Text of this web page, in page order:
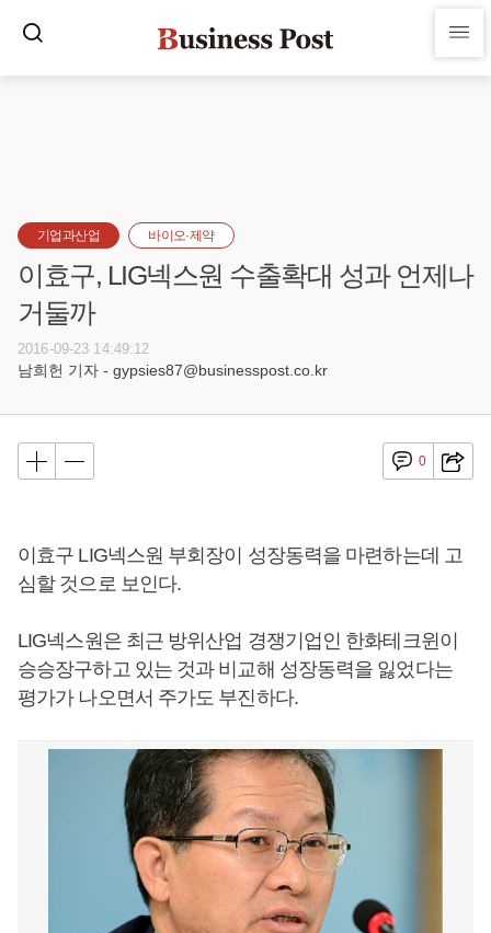
기업과산업 바이오·제약
이효구, LIG넥스원 수출확대 성과 언제나
거둘까
2016-09-23 14:49:12
남희헌 기자 - gypsies87@businesspost.co.kr
0
이효구 LIG넥스원 부회장이 성장동력을 마련하는데 고
심할 것으로 보인다.
LIG넥스원은 최근 방위산업 경쟁기업인 한화테크윈이
승승장구하고 있는 것과 비교해 성장동력을 잃었다는
평가가 나오면서 주가도 부진하다.